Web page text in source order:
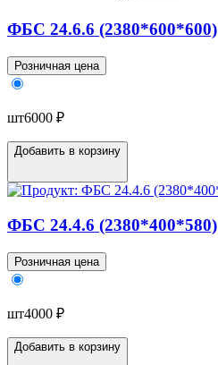
ФБС 24.6.6 (2380*600*600)
Розничная цена
шт6000 ₽
Добавить в корзину
ФБС 24.4.6 (2380*400*580)
Розничная цена
шт4000 ₽
Добавить в корзину